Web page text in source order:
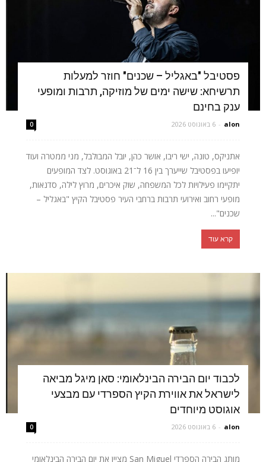
פסטיבל "באגליל – שכנים" חוזר למעלות
תרשיחא: שישה ימים של מוזיקה, תרבות ומופעי
ענק בחינם
alon
- 6 באוגוסט 2026 0
אתניקס, טונה, ישי ריבו, אושר כהן, יובל המבולבל, מני ממטרה ועוד
יופיעו בפסטיבל שייערך בין 16 ל־21 באוגוסט. לצד המופעים
יתקיימו פעילויות לכל המשפחה, שוק איכרים, מרוץ לילה, סדנאות,
מופעי רחוב ואירועי תרבות ברחבי העיר פסטיבל הקיץ "באגליל –
שכנים"...
קרא עוד
לכבוד יום הבירה הבינלאומי: סאן מיגל מביאה
לישראל את אווירת הקיץ הספרדי עם מבצעי
אוגוסט מיוחדים
alon
- 6 באוגוסט 2026 0
מותג הבירה הספרדי San Miguel מציין את יום הבירה הבינלאומי